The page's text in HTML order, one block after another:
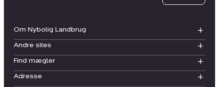
Om Nybolig Landbrug
Andre sites
Find mægler
Adresse